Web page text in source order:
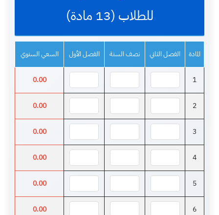
للطلاب (13 مادة)
المادة الفصل الثاني نصف السنة الفصل الأول السعي السنوي
1
0.00
2
0.00
3
0.00
4
0.00
5
0.00
6
0.00